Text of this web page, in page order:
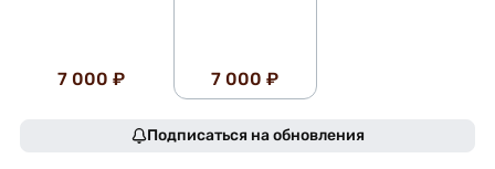
7 000 ₽ 7 000 ₽
Подписаться на обновления